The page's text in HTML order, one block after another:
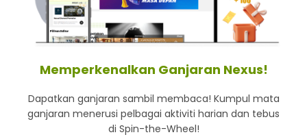
Lebih hot, viral dan sensasi
Memperkenalkan Ganjaran Nexus!
Dapatkan ganjaran sambil membaca! Kumpul mata
ganjaran menerusi pelbagai aktiviti harian dan tebus
di Spin-the-Wheel!